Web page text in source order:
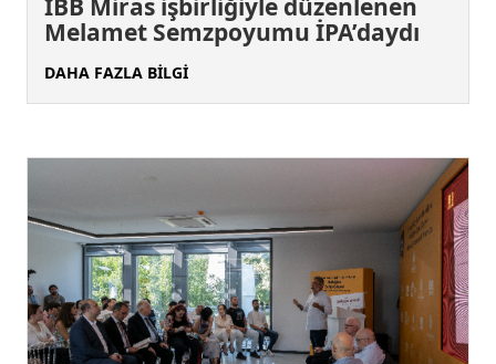
İBB Miras işbirliğiyle düzenlenen
Melamet Semzpoyumu İPA’daydı
DAHA FAZLA BİLGİ